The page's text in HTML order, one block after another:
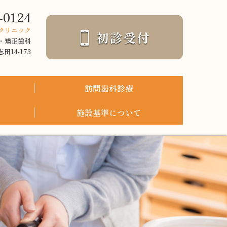
リニック
矯正歯科
田14-173
訪問歯科診療
施設基準について